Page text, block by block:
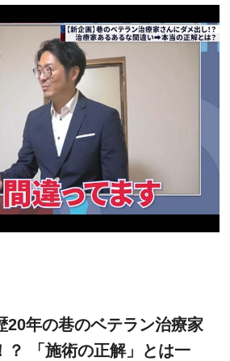
20年の巷のベテラン治療家
？ 「施術の正解」とは一